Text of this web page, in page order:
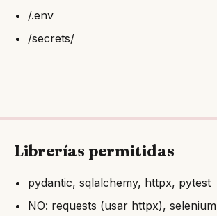
/.env
/secrets/
Librerías permitidas
pydantic, sqlalchemy, httpx, pytest
NO: requests (usar httpx), selenium